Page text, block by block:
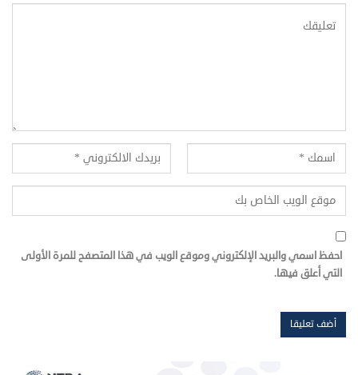
احفظ اسمي والبريد الإلكتروني وموقع الويب في هذا المتصفح للمرة الأولى
التي أعلق فيها.